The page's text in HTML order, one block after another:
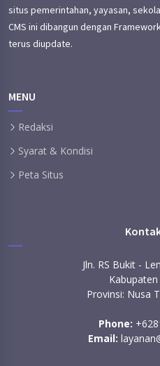
situs pemerintahan, yayasan,
CMS ini dibangun dengan
terus diupdate.
MENU
Redaksi
Syarat & Kondisi
Peta Situs
Jln. RS Bukit -
Provinsi: Nusa
Phone:
Email: